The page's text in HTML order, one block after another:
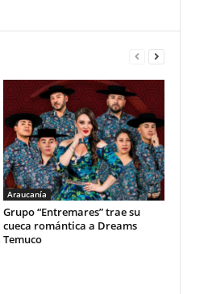
Araucanía
Grupo “Entremares” trae su
cueca romántica a Dreams
Temuco